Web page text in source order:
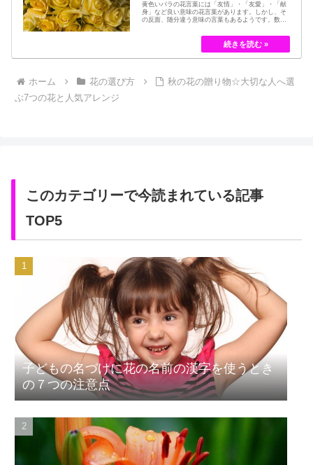
黄色いバラの花言葉には「友情」・「友愛」・「献
身」など良い意味の花言葉があります。しかし、そ
の反面、随分違う意味の言葉もあるようです。数多
ローズである「ハイブリット・ティー」の中には、
黄色のバラというのは、存在していませんでした。
しかし、フランスの園芸家ジョセフ・ペルネ＝デ…
ホーム 花の選び方
秋の花の贈り物☆大切な人へ選
ぶ7つの花と人気アレンジ
このカテゴリーで今読まれている記事
TOP5
子どもの名づけに花の名前の漢字を使うとき
の７つの注意点